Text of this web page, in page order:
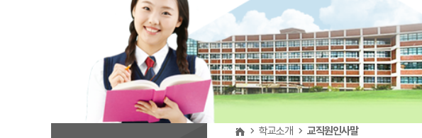
학교소개 교직원인사말